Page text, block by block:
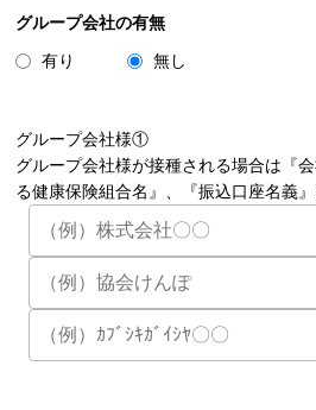
グループ会社の有無
有り 無し
グループ会社様①
グループ会社様が接種される場合は『
る健康保険組合名』、『振込口座名義』